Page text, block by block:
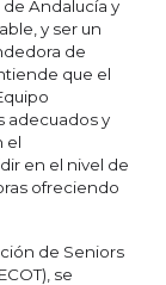
Andalucía y
y ser un
de
que el
adecuados y
el
en el nivel de
ofreciendo
de Seniors
se